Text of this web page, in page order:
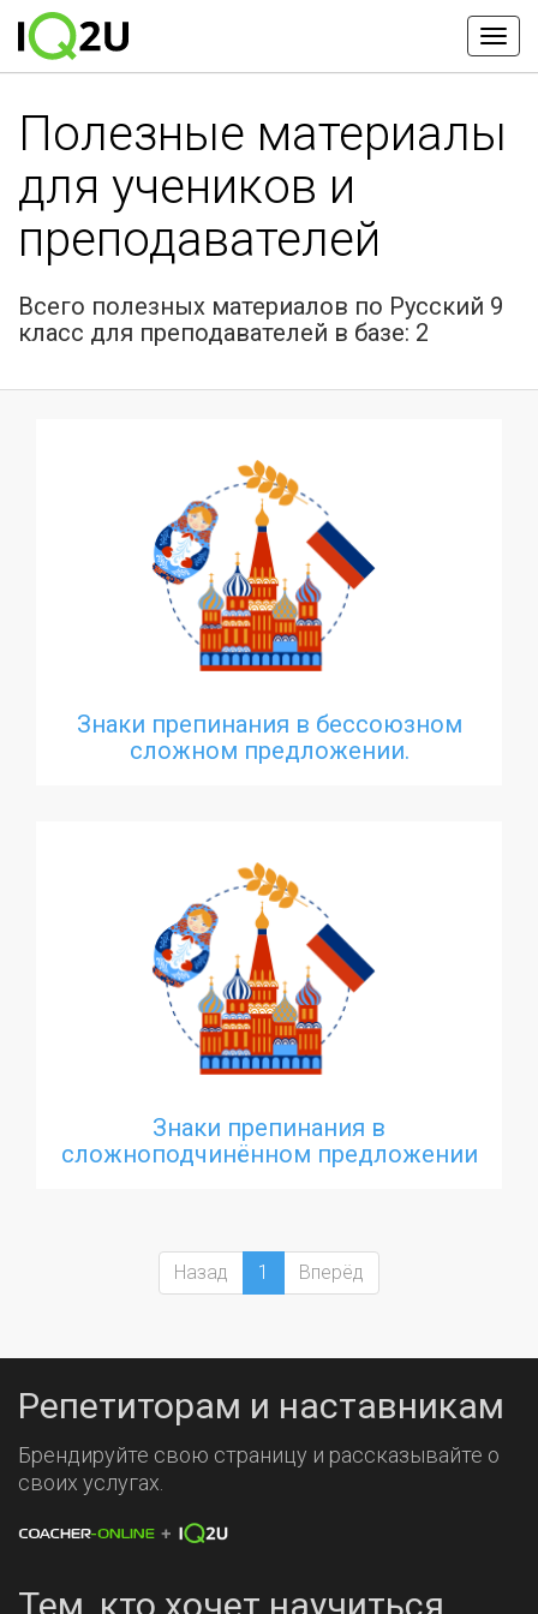
Полезные материалы
для учеников и
преподавателей
Всего полезных материалов по Русский 9
класс для преподавателей в базе: 2
Знаки препинания в бессоюзном
сложном предложении.
Знаки препинания в
сложноподчинённом предложении
Назад 1 Вперёд
Репетиторам и наставникам
Брендируйте свою страницу и рассказывайте о
своих услугах.
Тем, кто хочет научиться